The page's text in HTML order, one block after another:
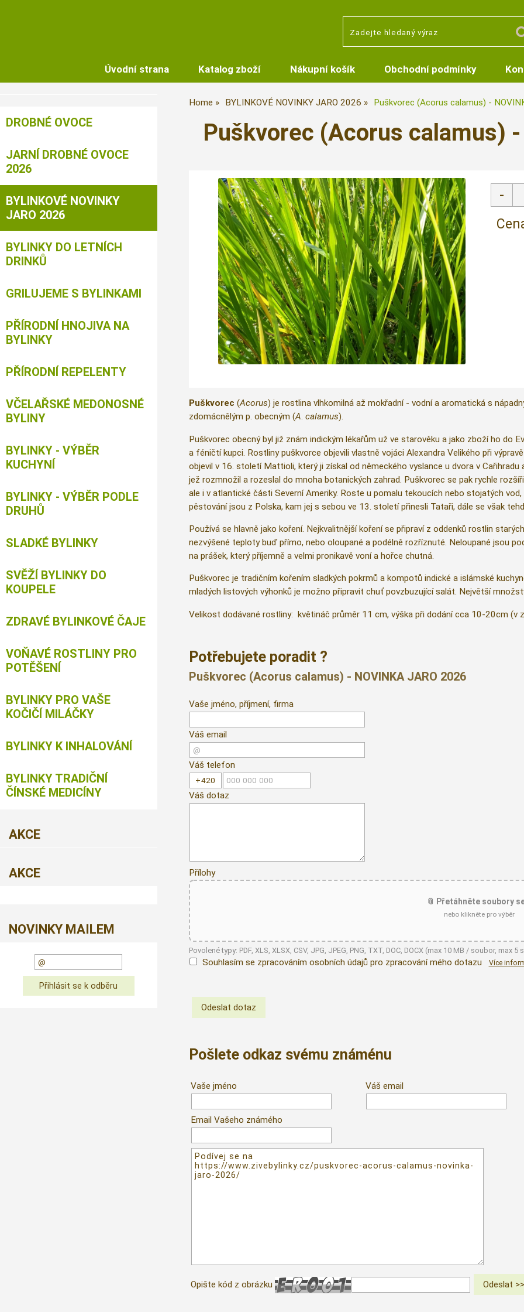
Úvodní strana Katalog zboží Nákupní košík Obchodní podmínky
Home BYLINKOVÉ NOVINKY JARO 2026 Puškvorec (Acorus calamus) -
Puškvorec (Acorus calamus)
Puškvorec (Acorus) je rostlina vlhkomilná až mokřadní - vodní a aromatická s
zdomácnělým p. obecným (A. calamus).
Puškvorec obecný byl již znám indickým lékařům už ve starověku a jako zboží ho do
a féničtí kupci. Rostliny puškvorce objevili vlastně vojáci Alexandra Velikého při
objevil v 16. století Mattioli, který ji získal od německého vyslance u dvora v
jež rozmnožil a rozeslal do mnoha botanických zahrad. Puškvorec se pak rychle
ale i v atlantické části Severní Ameriky. Roste u pomalu tekoucích nebo stojatých
pěstování jsou z Polska, kam jej s sebou ve 13. století přinesli Tataři, dále se však
Používá se hlavně jako koření. Nejkvalitnější koření se připraví z oddenků rostlin
nezvýšené teploty buď přímo, nebo oloupané a podélně rozříznuté. Neloupané jsou
na prášek, který příjemně a velmi pronikavě voní a hořce chutná.
Puškvorec je tradičním kořením sladkých pokrmů a kompotů indické a islámské
mladých listových výhonků je možno připravit chuť povzbuzující salát. Největší
Velikost dodávané rostliny: květináč průměr 11 cm, výška při dodání cca 10-20cm (v
Potřebujete poradit ?
Puškvorec (Acorus calamus) - NOVINKA JARO 2026
Vaše jméno, příjmení, firma
Váš email
Váš telefon
Váš dotaz
Přílohy
📎 Přetáhněte soubory
nebo klikněte pro výběr
Povolené typy: PDF, XLS, XLSX, CSV, JPG, JPEG, PNG, TXT, DOC, DOCX (max 10 MB / soubor, max 5
Souhlasím se zpracováním osobních údajů pro zpracování mého dotazu Více
Pošlete odkaz svému známénu
Vaše jméno Váš email
Email Vašeho známého
Opište kód z obrázku
DROBNÉ OVOCE
JARNÍ DROBNÉ OVOCE
2026
BYLINKOVÉ NOVINKY
JARO 2026
BYLINKY DO LETNÍCH
DRINKŮ
GRILUJEME S BYLINKAMI
PŘÍRODNÍ HNOJIVA NA
BYLINKY
PŘÍRODNÍ REPELENTY
VČELAŘSKÉ MEDONOSNÉ
BYLINY
BYLINKY - VÝBĚR
KUCHYNÍ
BYLINKY - VÝBĚR PODLE
DRUHŮ
SLADKÉ BYLINKY
SVĚŽÍ BYLINKY DO
KOUPELE
ZDRAVÉ BYLINKOVÉ ČAJE
VOŇAVÉ ROSTLINY PRO
POTĚŠENÍ
BYLINKY PRO VAŠE
KOČIČÍ MILÁČKY
BYLINKY K INHALOVÁNÍ
BYLINKY TRADIČNÍ
ČÍNSKÉ MEDICÍNY
AKCE
AKCE
NOVINKY MAILEM